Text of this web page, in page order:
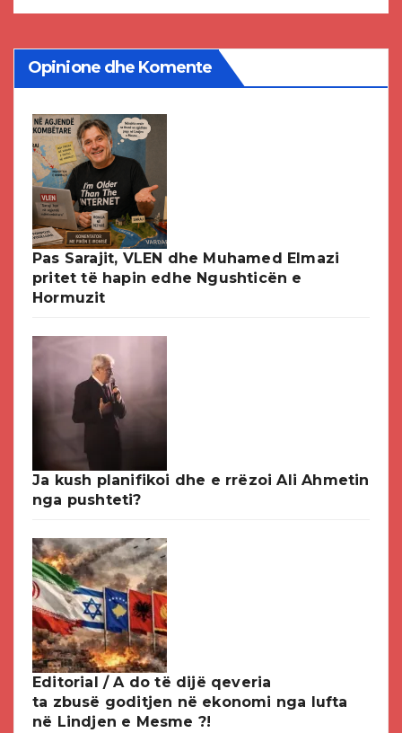
Opinione dhe Komente
Pas Sarajit, VLEN dhe Muhamed Elmazi
pritet të hapin edhe Ngushticën e
Hormuzit
Ja kush planifikoi dhe e rrëzoi Ali Ahmetin
nga pushteti?
Editorial / A do të dijë qeveria
ta zbusë goditjen në ekonomi nga lufta
në Lindjen e Mesme ?!